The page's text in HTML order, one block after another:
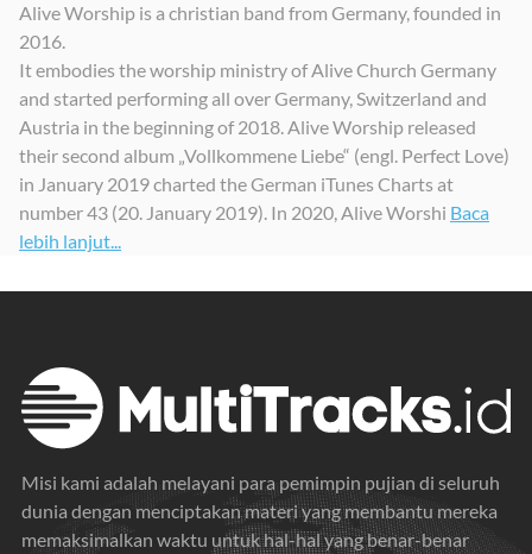
Alive Worship is a christian band from Germany, founded in
2016.
It embodies the worship ministry of Alive Church Germany
and started performing all over Germany, Switzerland and
Austria in the beginning of 2018. Alive Worship released
their second album „Vollkommene Liebe“ (engl. Perfect Love)
in January 2019 charted the German iTunes Charts at
number 43 (20. January 2019). In 2020, Alive Worshi Baca
lebih lanjut...
Misi kami adalah melayani para pemimpin pujian di seluruh
dunia dengan menciptakan materi yang membantu mereka
memaksimalkan waktu untuk hal-hal yang benar-benar